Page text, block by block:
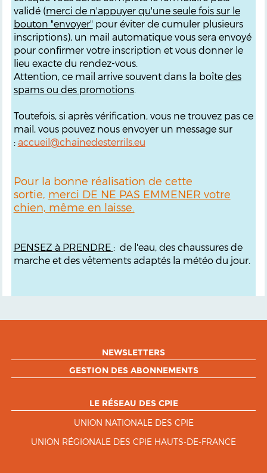
validé (merci de n'appuyer qu'une seule fois sur le
bouton "envoyer" pour éviter de cumuler plusieurs
inscriptions), un mail automatique vous sera envoyé
pour confirmer votre inscription et vous donner le
lieu exacte du rendez-vous.
Attention, ce mail arrive souvent dans la boîte des
spams ou des promotions.
Toutefois, si après vérification, vous ne trouvez pas ce
mail, vous pouvez nous envoyer un message sur
: accueil@chainedesterrils.eu
Pour la bonne réalisation de cette
sortie, merci DE NE PAS EMMENER votre
chien, même en laisse.
PENSEZ à PRENDRE : de l'eau, des chaussures de
marche et des vêtements adaptés la météo du jour.
NEWSLETTERS
GESTION DES ABONNEMENTS
LE RÉSEAU DES CPIE
UNION NATIONALE DES CPIE
UNION RÉGIONALE DES CPIE HAUTS-DE-FRANCE